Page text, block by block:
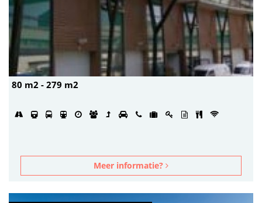
80 m2 - 279 m2
Meer informatie?